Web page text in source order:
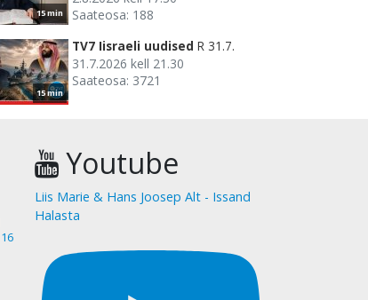
15 min
Saateosa: 188
15 min
TV7 Iisraeli uudised R 31.7.
31.7.2026 kell 21.30
Saateosa: 3721
16
Youtube
Liis Marie & Hans Joosep Alt - Issand
Halasta